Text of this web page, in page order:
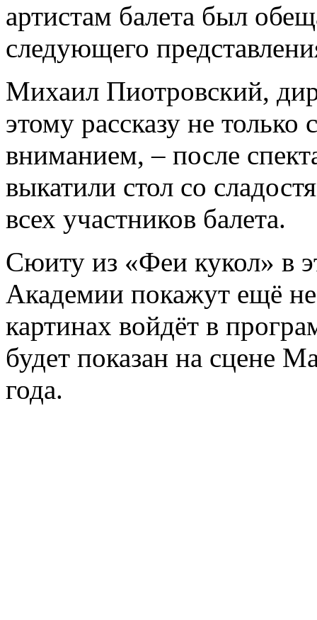
артистам балета был
следующего
Михаил Пиотровский,
этому рассказу не
вниманием, ­– после
выкатили стол со
всех участников балета.
Сюиту из «Феи кукол» в
Академии покажут ещё
картинах войдёт в
будет показан на сцене
года.